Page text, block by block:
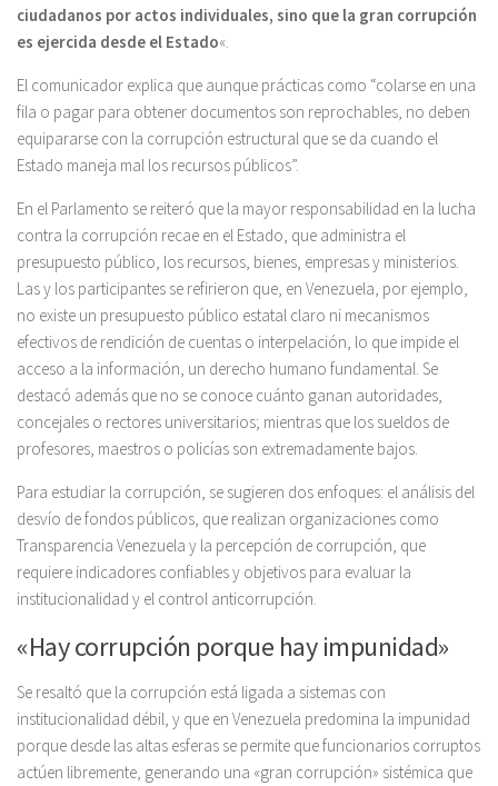
ciudadanos por actos individuales, sino que la gran corrupción
es ejercida desde el Estado«.
El comunicador explica que aunque prácticas como “colarse en una
fila o pagar para obtener documentos son reprochables, no deben
equipararse con la corrupción estructural que se da cuando el
Estado maneja mal los recursos públicos”.
En el Parlamento se reiteró que la mayor responsabilidad en la lucha
contra la corrupción recae en el Estado, que administra el
presupuesto público, los recursos, bienes, empresas y ministerios.
Las y los participantes se refirieron que, en Venezuela, por ejemplo,
no existe un presupuesto público estatal claro ni mecanismos
efectivos de rendición de cuentas o interpelación, lo que impide el
acceso a la información, un derecho humano fundamental. Se
destacó además que no se conoce cuánto ganan autoridades,
concejales o rectores universitarios; mientras que los sueldos de
profesores, maestros o policías son extremadamente bajos.
Para estudiar la corrupción, se sugieren dos enfoques: el análisis del
desvío de fondos públicos, que realizan organizaciones como
Transparencia Venezuela y la percepción de corrupción, que
requiere indicadores confiables y objetivos para evaluar la
institucionalidad y el control anticorrupción.
«Hay corrupción porque hay impunidad»
Se resaltó que la corrupción está ligada a sistemas con
institucionalidad débil, y que en Venezuela predomina la impunidad
porque desde las altas esferas se permite que funcionarios corruptos
actúen libremente, generando una «gran corrupción» sistémica que